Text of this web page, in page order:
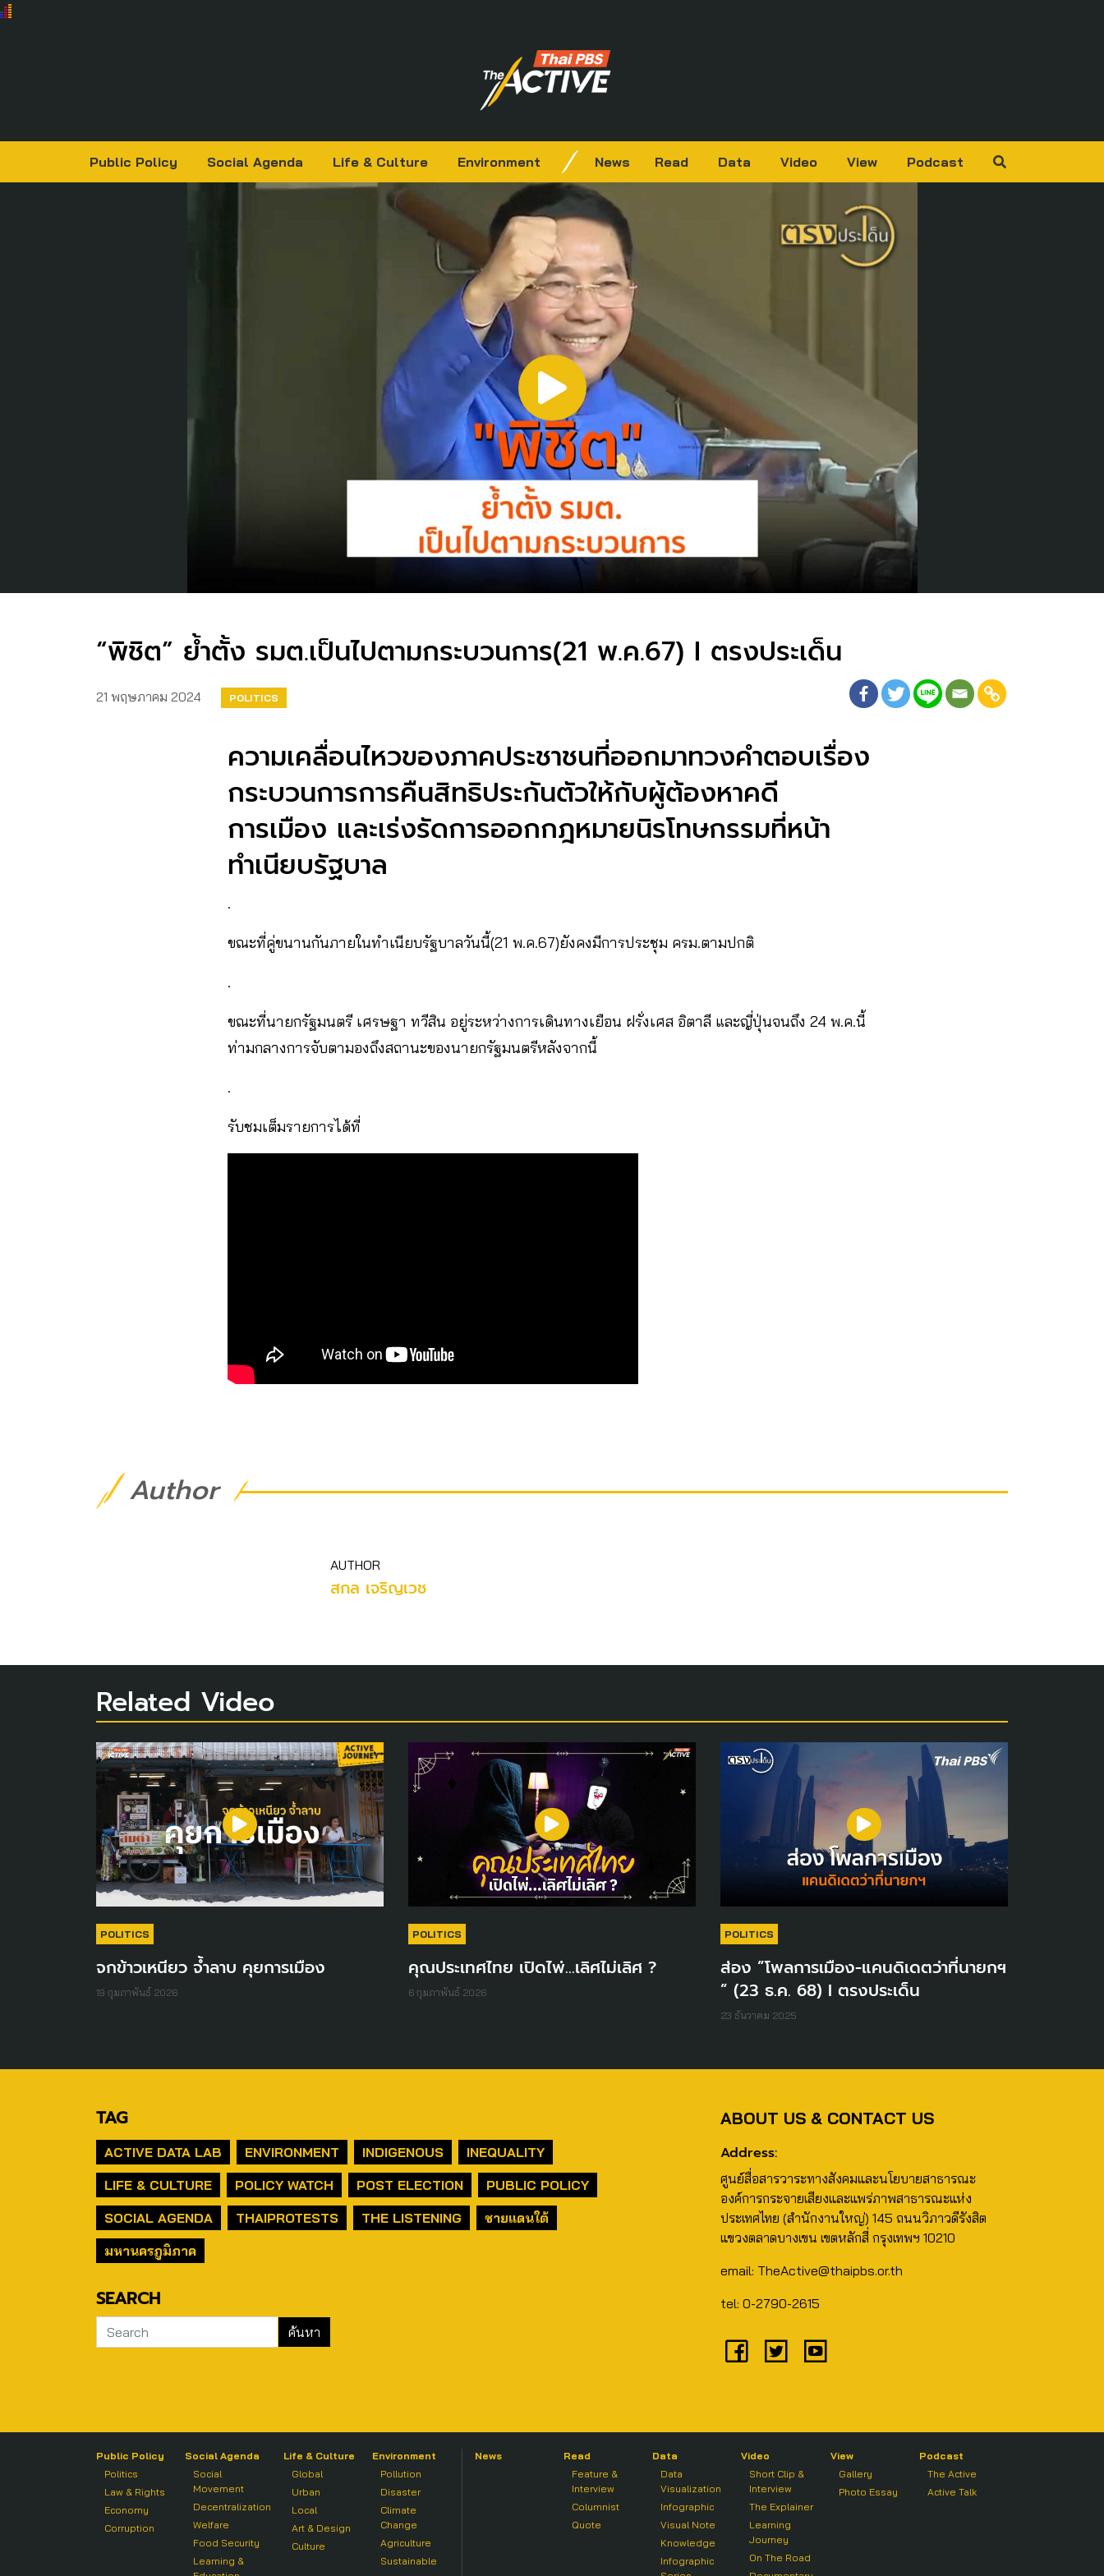
Public Policy Social Agenda Life & Culture Environment News Read Data Video View Podcast
“พิชิต” ย้ำตั้ง รมต.เป็นไปตามกระบวนการ(21 พ.ค.67) I ตรงประเด็น
21 พฤษภาคม 2024 POLITICS
ความเคลื่อนไหวของภาคประชาชนที่ออกมาทวงคำตอบเรื่อง
กระบวนการการคืนสิทธิประกันตัวให้กับผู้ต้องหาคดี
การเมือง และเร่งรัดการออกกฎหมายนิรโทษกรรมที่หน้า
ทำเนียบรัฐบาล
.
ขณะที่คู่ขนานกันภายในทำเนียบรัฐบาลวันนี้(21 พ.ค.67)ยังคงมีการประชุม ครม.ตามปกติ
.
ขณะที่นายกรัฐมนตรี เศรษฐา ทวีสิน อยู่ระหว่างการเดินทางเยือน ฝรั่งเศส อิตาลี และญี่ปุ่นจนถึง 24 พ.ค.นี้
ท่ามกลางการจับตามองถึงสถานะของนายกรัฐมนตรีหลังจากนี้
.
รับชมเต็มรายการได้ที่
Author
AUTHOR
สกล เจริญเวช
Related Video
POLITICS
จกข้าวเหนียว จ้ำลาบ คุยการเมือง
19 กุมภาพันธ์ 2026
POLITICS
คุณประเทศไทย เปิดไพ่…เลิศไม่เลิศ ?
6 กุมภาพันธ์ 2026
POLITICS
ส่อง ”โพลการเมือง-แคนดิเดตว่าที่นายกฯ
” (23 ธ.ค. 68) I ตรงประเด็น
23 ธันวาคม 2025
TAG
ACTIVE DATA LAB ENVIRONMENT INDIGENOUS
INEQUALITY
LIFE & CULTURE
POLICY WATCH POST ELECTION
PUBLIC POLICY
SOCIAL AGENDA
THAIPROTESTS THE LISTENING
ชายแดนใต้
มหานครภูมิภาค
SEARCH
ABOUT US & CONTACT US
Address:
ศูนย์สื่อสารวาระทางสังคมและนโยบายสาธารณะ
องค์การกระจายเสียงและแพร่ภาพสาธารณะแห่ง
ประเทศไทย (สำนักงานใหญ่) 145 ถนนวิภาวดีรังสิต
แขวงตลาดบางเขน เขตหลักสี่ กรุงเทพฯ 10210
email: TheActive@thaipbs.or.th
tel: 0-2790-2615
Public Policy
Politics
Law & Rights
Economy
Corruption
Social Agenda
Social
Movement
Decentralization
Welfare
Food Security
Learning &
Life & Culture
Global
Urban
Local
Art & Design
Culture
Environment
Pollution
Disaster
Climate
Change
Agriculture
Sustainable
News
Read
Feature &
Interview
Columnist
Quote
Data
Data
Visualization
Infographic
Visual Note
Knowledge
Infographic
Video
Short Clip &
Interview
The Explainer
Learning
Journey
On The Road
View
Gallery
Photo Essay
Podcast
The Active
Active Talk